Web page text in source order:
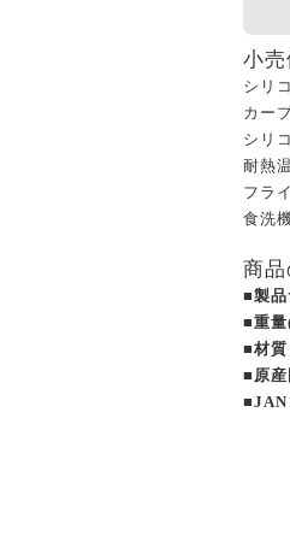
小
シリ
カー
シリ
耐熱
フラ
食洗
商
■製品
■重量
■材質
■原産
■JAN